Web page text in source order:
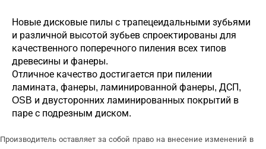
Новые дисковые пилы с трапецеидальными зубьями
и различной высотой зубьев спроектированы для
качественного поперечного пиления всех типов
древесины и фанеры.
Отличное качество достигается при пилении
ламината, фанеры, ламинированной фанеры, ДСП,
OSB и двусторонних ламинированных покрытий в
паре с подрезным диском.
Производитель оставляет за собой право на внесение изменений в